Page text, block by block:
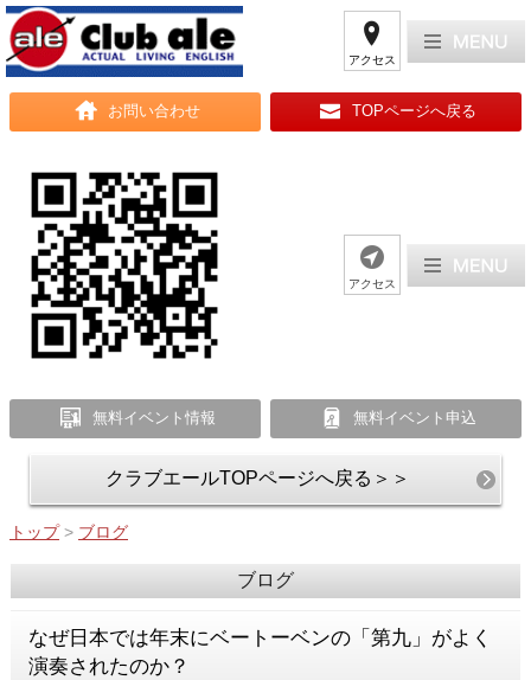
アクセス
お問い合わせ TOPページへ戻る
アクセス
無料イベント情報 無料イベント申込
クラブエールTOPページへ戻る＞＞
トップ > ブログ
ブログ
なぜ日本では年末にベートーベンの「第九」がよく
演奏されたのか？